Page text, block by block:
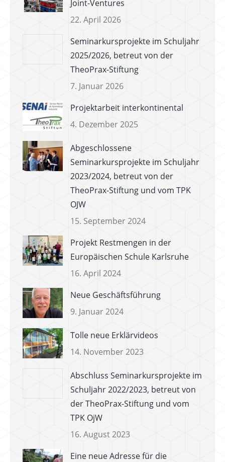
Joint-Ventures
22. April 2026
Seminarkursprojekte im Schuljahr
2025/2026, betreut von der
TheoPrax-Stiftung
7. Januar 2026
Projektarbeit interkontinental
4. Dezember 2025
Abgeschlossene
Seminarkursprojekte im Schuljahr
2023/2024, betreut von der
TheoPrax-Stiftung und vom TPK
OJW
15. September 2024
Projekt Restmengen in der
Europäischen Schule Karlsruhe
16. April 2024
Neue Geschäftsführung
9. Januar 2024
Tolle neue Erklärvideos
14. November 2023
Abschluss Seminarkursprojekte im
Schuljahr 2022/2023, betreut von
der TheoPrax-Stiftung und vom
TPK OjW
16. August 2023
Eine neue Adresse für die